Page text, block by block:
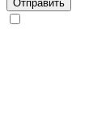
Отправить